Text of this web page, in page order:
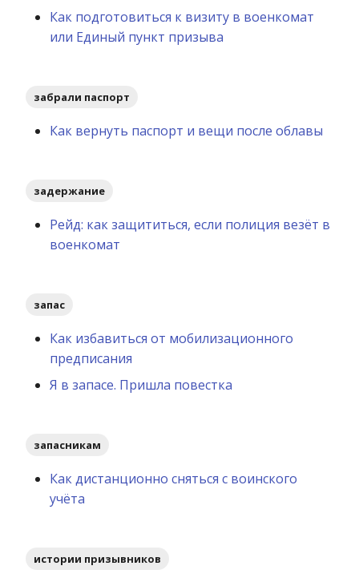
Как подготовиться к визиту в военкомат
или Единый пункт призыва
забрали паспорт
Как вернуть паспорт и вещи после облавы
задержание
Рейд: как защититься, если полиция везёт в
военкомат
запас
Как избавиться от мобилизационного
предписания
Я в запасе. Пришла повестка
запасникам
Как дистанционно сняться с воинского
учёта
истории призывников